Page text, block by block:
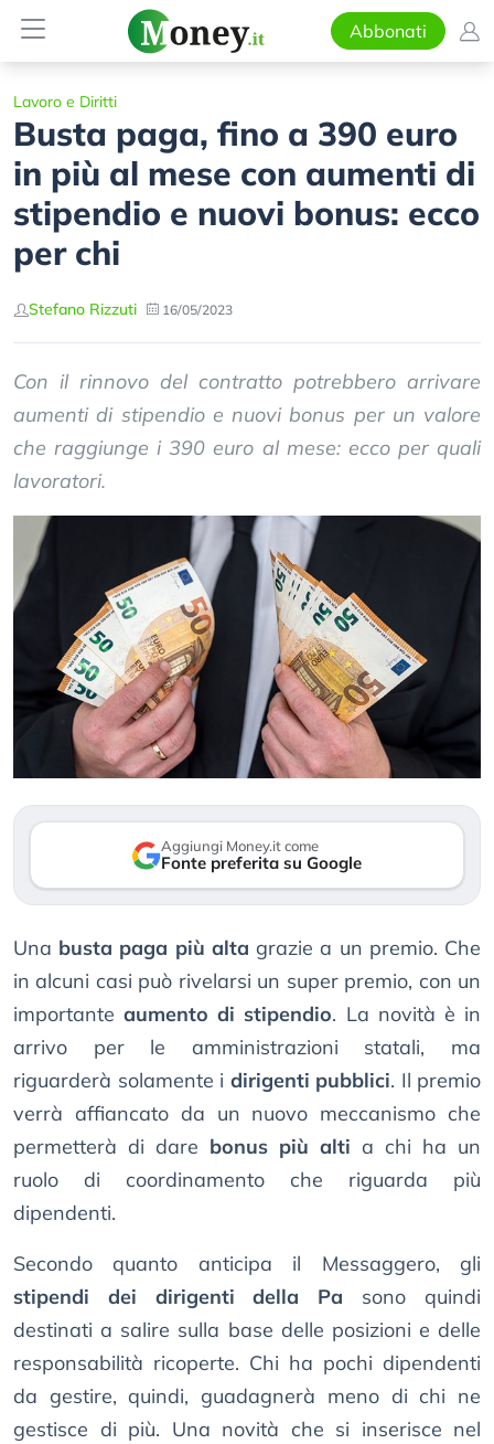
Abbonati
Lavoro e Diritti
Busta paga, fino a 390 euro
in più al mese con aumenti di
stipendio e nuovi bonus: ecco
per chi
Stefano Rizzuti 16/05/2023
Con il rinnovo del contratto potrebbero arrivare
aumenti di stipendio e nuovi bonus per un valore
che raggiunge i 390 euro al mese: ecco per quali
lavoratori.
Aggiungi Money.it come
Fonte preferita su Google
Una busta paga più alta grazie a un premio. Che
in alcuni casi può rivelarsi un super premio, con un
importanteaumento di stipendio. La novità è in
arrivo per le amministrazioni statali, ma
riguarderà solamente i dirigenti pubblici. Il premio
verrà affiancato da un nuovo meccanismo che
permetterà di dare bonus più alti a chi ha un
ruolo di coordinamento che riguarda più
dipendenti.
Secondo quanto anticipa il Messaggero, gli
stipendi dei dirigenti della Pa sono quindi
destinati a salire sulla base delle posizioni e delle
responsabilità ricoperte. Chi ha pochi dipendenti
da gestire, quindi, guadagnerà meno di chi ne
gestisce di più. Una novità che si inserisce nel